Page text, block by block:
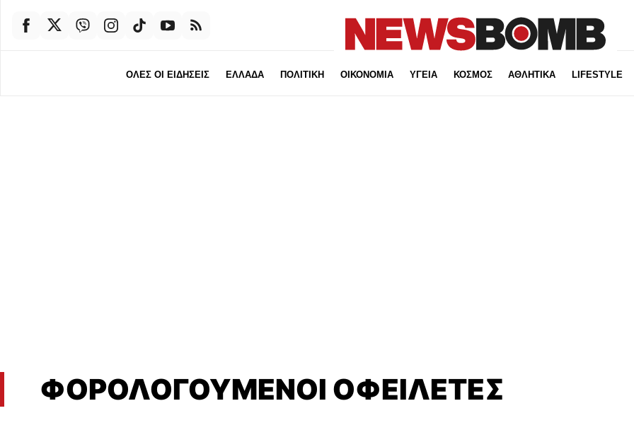
ΟΛΕΣ ΟΙ ΕΙΔΗΣΕΙΣ ΕΛΛΑΔΑ ΠΟΛΙΤΙΚΗ ΟΙΚΟΝΟΜΙΑ ΥΓΕΙΑ ΚΟΣΜΟΣ ΑΘΛΗΤΙΚΑ LIFESTYLE
ΦΟΡΟΛΟΓΟΥΜΕΝΟΙ ΟΦΕΙΛΕΤΕΣ